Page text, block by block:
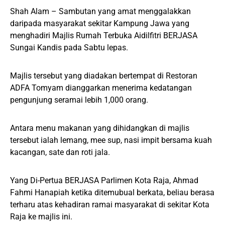
Shah Alam – Sambutan yang amat menggalakkan
daripada masyarakat sekitar Kampung Jawa yang
menghadiri Majlis Rumah Terbuka Aidilfitri BERJASA
Sungai Kandis pada Sabtu lepas.
Majlis tersebut yang diadakan bertempat di Restoran
ADFA Tomyam dianggarkan menerima kedatangan
pengunjung seramai lebih 1,000 orang.
Antara menu makanan yang dihidangkan di majlis
tersebut ialah lemang, mee sup, nasi impit bersama kuah
kacangan, sate dan roti jala.
Yang Di-Pertua BERJASA Parlimen Kota Raja, Ahmad
Fahmi Hanapiah ketika ditemubual berkata, beliau berasa
terharu atas kehadiran ramai masyarakat di sekitar Kota
Raja ke majlis ini.